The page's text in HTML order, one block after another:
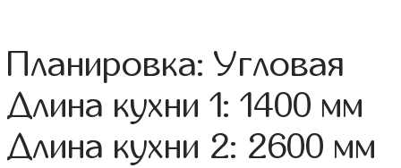
Планировка: Угловая
Длина кухни 1: 1400 мм
Длина кухни 2: 2600 мм